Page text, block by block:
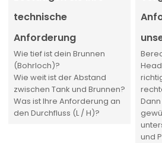
technische
Anforderung
Wie tief ist dein Brunnen
(Bohrloch)?
Wie weit ist der Abstand
zwischen Tank und Brunnen?
Was ist Ihre Anforderung an
den Durchfluss (L / H)?
und